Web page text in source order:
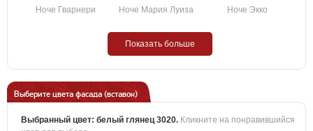
Ноче Гварнери Ноче Мария Луиза Ноче Экко
Показать больше
Выберите цвета фасада (вставок)
Выбранный цвет: белый глянец 3020. Кликните на понравившийся